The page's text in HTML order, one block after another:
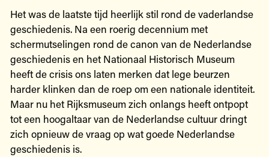
Het was de laatste tijd heerlijk stil rond de vaderlandse
geschiedenis. Na een roerig decennium met
schermutselingen rond de canon van de Nederlandse
geschiedenis en het Nationaal Historisch Museum
heeft de crisis ons laten merken dat lege beurzen
harder klinken dan de roep om een nationale identiteit.
Maar nu het Rijksmuseum zich onlangs heeft ontpopt
tot een hoogaltaar van de Nederlandse cultuur dringt
zich opnieuw de vraag op wat goede Nederlandse
geschiedenis is.